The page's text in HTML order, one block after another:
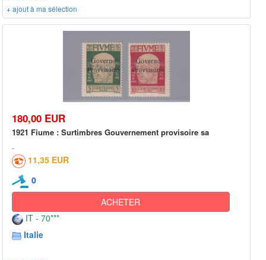
+ ajout à ma sélection
180,00 EUR
1921 Fiume : Surtimbres Gouvernement provisoire sa
11,35 EUR
0
ACHETER
IT - 70***
Italie